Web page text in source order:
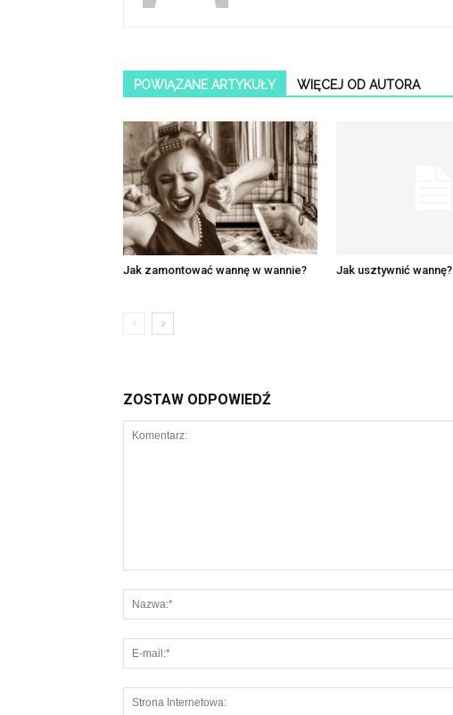
POWIĄZANE ARTYKUŁY WIĘCEJ OD AUTORA
Jak zamontować wannę w wannie? Jak usztywnić wannę?
ZOSTAW ODPOWIEDŹ